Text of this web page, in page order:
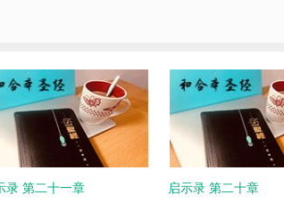
录 第二十一章 启示录 第二十章